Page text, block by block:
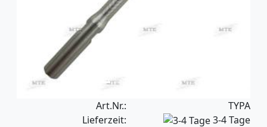
Art.Nr.:
TYPA
Lieferzeit:
3-4 Tage